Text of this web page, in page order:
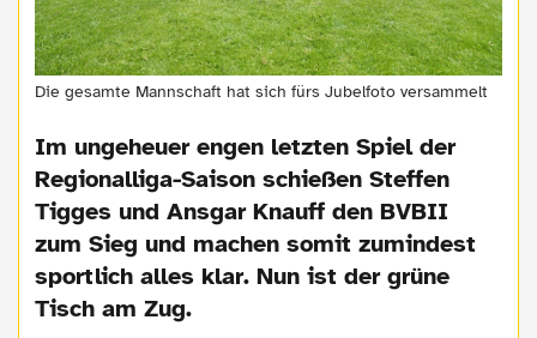
Die gesamte Mannschaft hat sich fürs Jubelfoto versammelt
Im ungeheuer engen letzten Spiel der
Regionalliga-Saison schießen Steffen
Tigges und Ansgar Knauff den BVBII
zum Sieg und machen somit zumindest
sportlich alles klar. Nun ist der grüne
Tisch am Zug.